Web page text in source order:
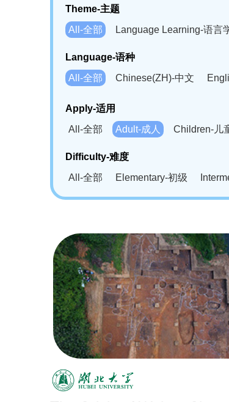
Theme-主题
All-全部
Language Learning-语言
Language-语种
All-全部
Chinese(ZH)-中文
Bahasa Melayu(MS)-马来语
Swahili(SW)-斯瓦西里语
Apply-适用
All-全部
Adult-成人 Children-儿
Difficulty-难度
All-全部
Elementary-初级